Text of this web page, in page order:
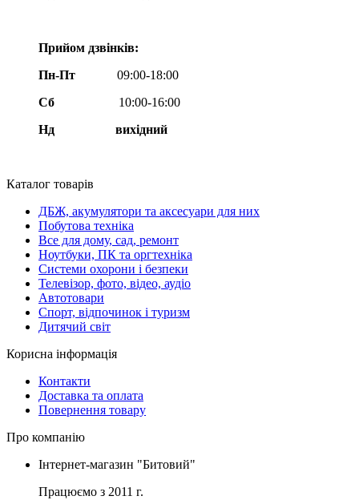
Прийом дзвінків:
Пн-Пт
09:00-18:00
Сб
10:00-16:00
Нд вихідний
Каталог товарів
ДБЖ, акумулятори та аксесуари для них
Побутова техніка
Все для дому, сад, ремонт
Ноутбуки, ПК та оргтехніка
Системи охорони і безпеки
Телевізор, фото, відео, аудіо
Автотовари
Спорт, відпочинок і туризм
Дитячий світ
Корисна інформація
Контакти
Доставка та оплата
Повернення товару
Про компанію
Інтернет-магазин "Битовий"
Працюємо з 2011 г.